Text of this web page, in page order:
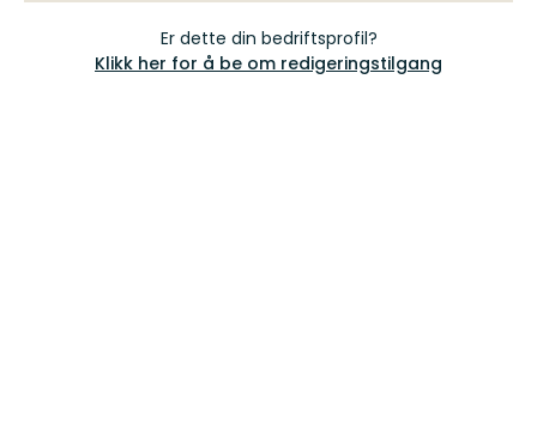
Er dette din bedriftsprofil?
Klikk her for å be om redigeringstilgang